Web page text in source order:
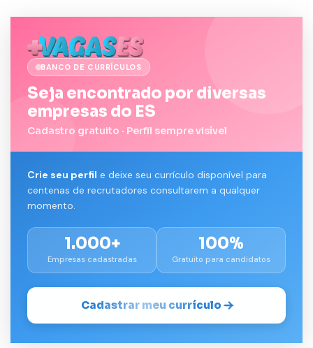
BANCO DE CURRÍCULOS
Seja encontrado por diversas
empresas do ES
Cadastro gratuito · Perfil sempre visível
Crie seu perfil e deixe seu currículo disponível para
centenas de recrutadores consultarem a qualquer
momento.
1.000+
Empresas cadastradas
100%
Gratuito para candidatos
Cadastrar meu currículo